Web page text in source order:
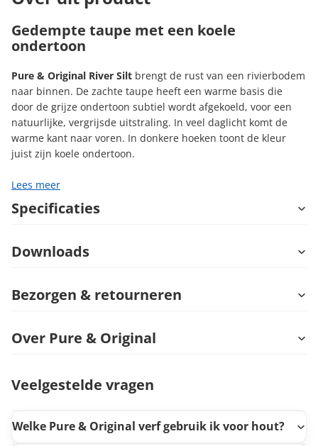
Lees meer
Gedempte taupe met een koele
ondertoon
Pure & Original River Silt brengt de rust van een rivierbodem
naar binnen. De zachte taupe heeft een warme basis die
door de grijze ondertoon subtiel wordt afgekoeld, voor een
natuurlijke, vergrijsde uitstraling. In veel daglicht komt de
warme kant naar voren. In donkere hoeken toont de kleur
juist zijn koele ondertoon.
Specificaties
Downloads
Bezorgen & retourneren
Over Pure & Original
Veelgestelde vragen
Welke Pure & Original verf gebruik ik voor hout?